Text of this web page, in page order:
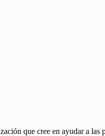
que cree en ayudar a